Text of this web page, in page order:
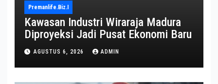
Premanlife.biz.i
Kawasan Industri Wiraraja Madura
Diproyeksi Jadi Pusat Ekonomi Baru
AGUSTUS 6, 2026 ADMIN